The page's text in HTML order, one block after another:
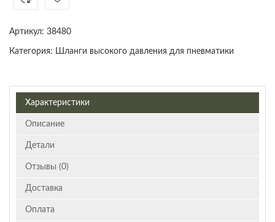
Артикул: 38480
Категория: Шланги высокого давления для пневматики
Характеристики
Описание
Детали
Отзывы (0)
Доставка
Оплата